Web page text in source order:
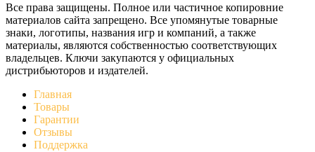
Все права защищены. Полное или частичное копировние
материалов сайта запрещено. Все упомянутые товарные
знаки, логотипы, названия игр и компаний, а также
материалы, являются собственностью соответствующих
владельцев. Ключи закупаются у официальных
дистрибьюторов и издателей.
Главная
Товары
Гарантии
Отзывы
Поддержка